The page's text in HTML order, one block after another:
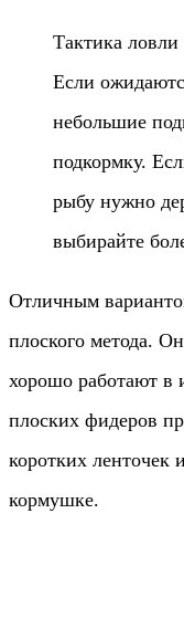
Тактика
Если
небольшие
подкормку.
рыбу нужно
выбирайте
Отличным
плоского метода.
хорошо работают в
плоских фидеров
коротких ленточек
кормушке.